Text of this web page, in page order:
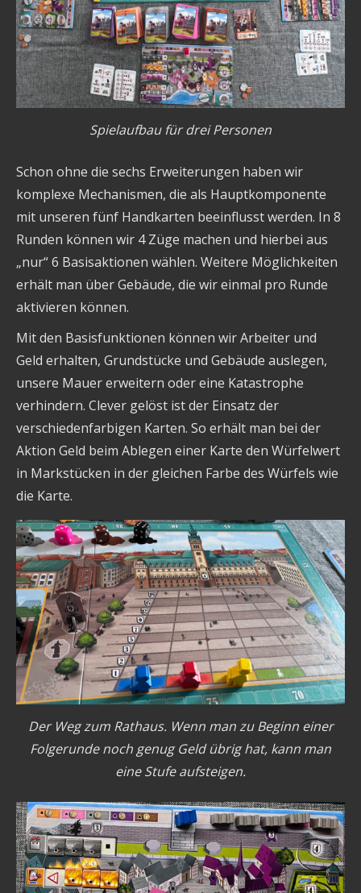
Spielaufbau für drei Personen
Schon ohne die sechs Erweiterungen haben wir
komplexe Mechanismen, die als Hauptkomponente
mit unseren fünf Handkarten beeinflusst werden. In 8
Runden können wir 4 Züge machen und hierbei aus
„nur“ 6 Basisaktionen wählen. Weitere Möglichkeiten
erhält man über Gebäude, die wir einmal pro Runde
aktivieren können.
Mit den Basisfunktionen können wir Arbeiter und
Geld erhalten, Grundstücke und Gebäude auslegen,
unsere Mauer erweitern oder eine Katastrophe
verhindern. Clever gelöst ist der Einsatz der
verschiedenfarbigen Karten. So erhält man bei der
Aktion Geld beim Ablegen einer Karte den Würfelwert
in Markstücken in der gleichen Farbe des Würfels wie
die Karte.
Der Weg zum Rathaus. Wenn man zu Beginn einer
Folgerunde noch genug Geld übrig hat, kann man
eine Stufe aufsteigen.